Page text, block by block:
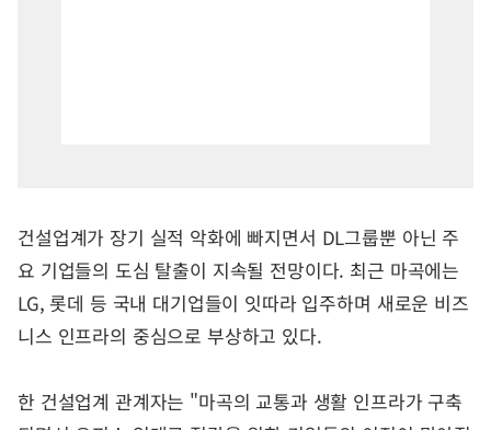
건설업계가 장기 실적 악화에 빠지면서 DL그룹뿐 아닌 주
요 기업들의 도심 탈출이 지속될 전망이다. 최근 마곡에는
LG, 롯데 등 국내 대기업들이 잇따라 입주하며 새로운 비즈
니스 인프라의 중심으로 부상하고 있다.
한 건설업계 관계자는 "마곡의 교통과 생활 인프라가 구축